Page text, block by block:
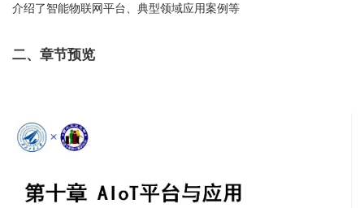
介绍了智能物联网平台、典型领域应用案例等
二、章节预览